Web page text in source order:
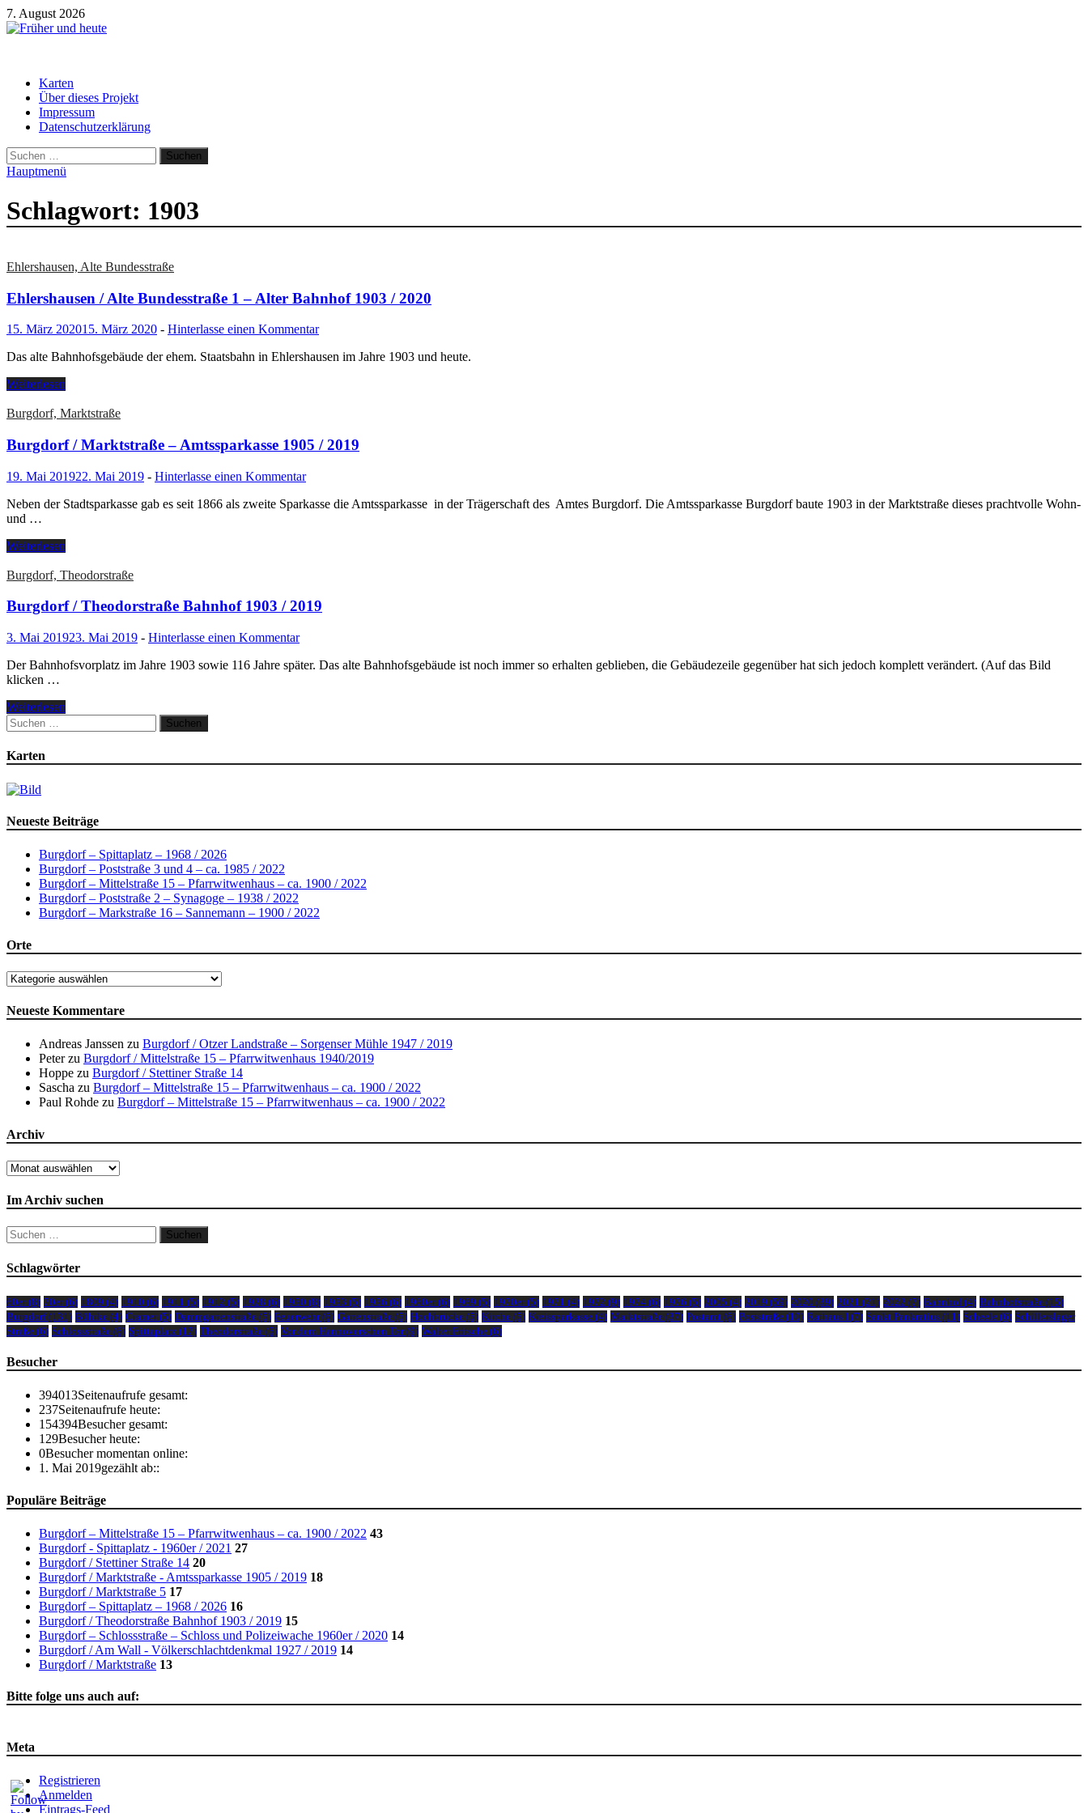
Zum
Inhalt
7. August 2026
Karten
Über dieses Projekt
Impressum
Datenschutzerklärung
Suchen
nach:
Hauptmenü
Schlagwort: 1903
Ehlershausen, Alte Bundesstraße
Ehlershausen / Alte Bundesstraße 1 – Alter Bahnhof 1903 / 2020
15. März 202015. März 2020 - Hinterlasse einen Kommentar
Das alte Bahnhofsgebäude der ehem. Staatsbahn in Ehlershausen im Jahre 1903 und heute.
Weiterlesen
Burgdorf, Marktstraße
Burgdorf / Marktstraße – Amtssparkasse 1905 / 2019
19. Mai 201922. Mai 2019 - Hinterlasse einen Kommentar
Neben der Stadtsparkasse gab es seit 1866 als zweite Sparkasse die Amtssparkasse in der Trägerschaft des Amtes Burgdorf. Die Amtssparkasse Burgdorf baute 1903 in der Marktstraße dieses prachtvolle Wohn-
und …
Weiterlesen
Burgdorf, Theodorstraße
Burgdorf / Theodorstraße Bahnhof 1903 / 2019
3. Mai 201923. Mai 2019 - Hinterlasse einen Kommentar
Der Bahnhofsvorplatz im Jahre 1903 sowie 116 Jahre später. Das alte Bahnhofsgebäude ist noch immer so erhalten geblieben, die Gebäudezeile gegenüber hat sich jedoch komplett verändert. (Auf das Bild
klicken …
Weiterlesen
Suchen
nach:
Karten
Neueste Beiträge
Burgdorf – Spittaplatz – 1968 / 2026
Burgdorf – Poststraße 3 und 4 – ca. 1985 / 2022
Burgdorf – Mittelstraße 15 – Pfarrwitwenhaus – ca. 1900 / 2022
Burgdorf – Poststraße 2 – Synagoge – 1938 / 2022
Burgdorf – Markstraße 16 – Sannemann – 1900 / 2022
Orte
Orte
Neueste Kommentare
Andreas Janssen zu Burgdorf / Otzer Landstraße – Sorgenser Mühle 1947 / 2019
Peterzu Burgdorf / Mittelstraße 15 – Pfarrwitwenhaus 1940/2019
Hoppe zu Burgdorf / Stettiner Straße 14
Sascha zu Burgdorf – Mittelstraße 15 – Pfarrwitwenhaus – ca. 1900 / 2022
Paul Rohde zu Burgdorf – Mittelstraße 15 – Pfarrwitwenhaus – ca. 1900 / 2022
Archiv
Archiv
Im Archiv suchen
Suchen
nach:
Schlagwörter
60er(8) 70er(6) 1809 (4) 1910 (6) 1911 (5) 1912 (5) 1928 (6) 1950 (8) 1953 (5) 1956 (6) 1960er(6) 1969 (5) 1970er(5) 1971 (4) 1972 (9) 1974 (6) 1976 (5) 2005 (4) 2019 (59) 2020 (39) 2021 (21) 2022 (7) Bahnhof(4) Bahnhofstraße (15)
Burgdorf(131) Bührke (4) Cramer(5) Dammgartenstraße (5) Feuerwehr(6) Gartenstraße (5) Hochbrücke (5) Kirche (5) Kreissparkasse (4) Marktstraße (37) Postamt (6) Poststraße (10) Rathaus I (7) Sankt Pankratius (11) Scheele (6) Schillerslager
Straße (6) Schlossstraße (6) Spittaplatz (17) Theodorstraße (5) Vor dem Hannoverschen Tor(9) Walter Fritsche (6)
Besucher
394013Seitenaufrufe gesamt:
237Seitenaufrufe heute:
154394Besucher gesamt:
129Besucher heute:
0Besucher momentan online:
1. Mai 2019gezählt ab::
Populäre Beiträge
Burgdorf – Mittelstraße 15 – Pfarrwitwenhaus – ca. 1900 / 2022 43
Burgdorf - Spittaplatz - 1960er / 2021 27
Burgdorf / Stettiner Straße 14 20
Burgdorf / Marktstraße - Amtssparkasse 1905 / 2019 18
Burgdorf / Marktstraße 5 17
Burgdorf – Spittaplatz – 1968 / 2026 16
Burgdorf / Theodorstraße Bahnhof 1903 / 2019 15
Burgdorf – Schlossstraße – Schloss und Polizeiwache 1960er / 2020 14
Burgdorf / Am Wall - Völkerschlachtdenkmal 1927 / 2019 14
Burgdorf / Marktstraße 13
Bitte folge uns auch auf:
Meta
Registrieren
Anmelden
Eintrags-Feed